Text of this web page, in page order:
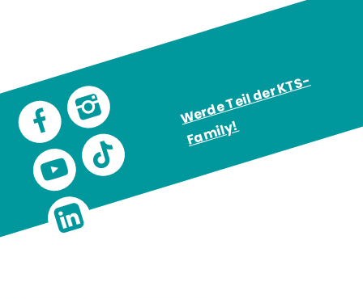
W
e
r
d
e
T
eil
d
e
r
K
T
S
-
F
a
mil
y
!